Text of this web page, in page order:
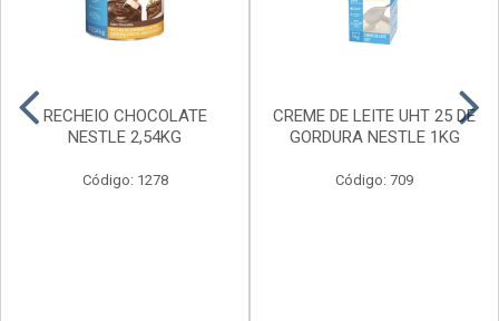
RECHEIO CHOCOLATE
NESTLE 2,54KG
Código: 1278
CREME DE LEITE UHT 25 DE
GORDURA NESTLE 1KG
Código: 709